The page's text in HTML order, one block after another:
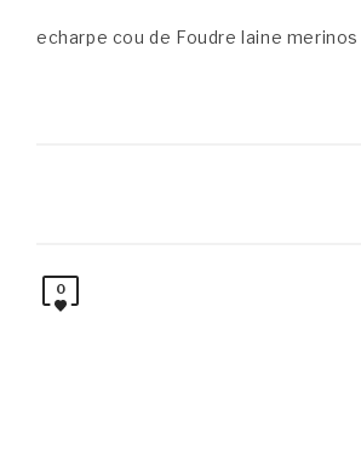
echarpe cou de Foudre laine
0